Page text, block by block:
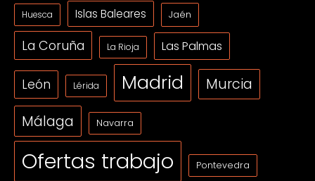
Huesca Islas Baleares Jaén
La Coruña La Rioja Las Palmas
León Lérida Madrid Murcia
Málaga Navarra
Ofertas trabajo Pontevedra